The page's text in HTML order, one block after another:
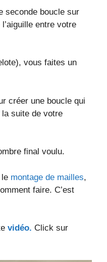
seconde boucle sur
entre votre
vous faites un
créer une boucle qui
suite de votre
final voulu.
montage de mailles,
faire. C’est
vidéo. Click sur